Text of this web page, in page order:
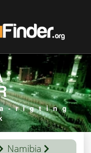
rigting
Namibia